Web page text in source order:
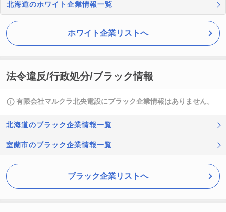
北海道のホワイト企業情報一覧
ホワイト企業リストへ
法令違反/行政処分/ブラック情報
有限会社マルクラ北央電設にブラック企業情報はありません。
北海道のブラック企業情報一覧
室蘭市のブラック企業情報一覧
ブラック企業リストへ